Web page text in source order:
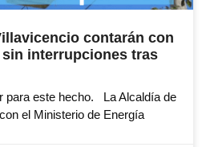
contarán con
interrupciones tras
para este hecho. La Alcaldía de
el Ministerio de Energía